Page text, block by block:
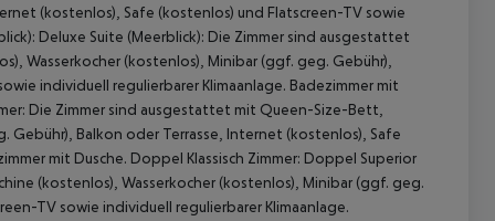
(kostenlos), Safe (kostenlos) und Flatscreen-TV sowie
Deluxe Suite (Meerblick): Die Zimmer sind ausgestattet
Wasserkocher (kostenlos), Minibar (ggf. geg. Gebühr),
individuell regulierbarer Klimaanlage. Badezimmer mit
Die Zimmer sind ausgestattet mit Queen-Size-Bett,
Gebühr), Balkon oder Terrasse, Internet (kostenlos), Safe
mit Dusche. Doppel Klassisch Zimmer: Doppel Superior
(kostenlos), Wasserkocher (kostenlos), Minibar (ggf. geg.
TV sowie individuell regulierbarer Klimaanlage.